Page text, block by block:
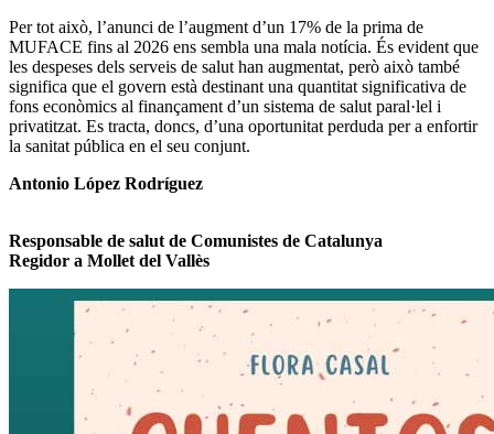
Per tot això, l’anunci de l’augment d’un 17% de la prima de
MUFACE fins al 2026 ens sembla una mala notícia. És evident que
les despeses dels serveis de salut han augmentat, però això també
significa que el govern està destinant una quantitat significativa de
fons econòmics al finançament d’un sistema de salut paral·lel i
privatitzat. Es tracta, doncs, d’una oportunitat perduda per a enfortir
la sanitat pública en el seu conjunt.
Antonio López Rodríguez
Responsable de salut de Comunistes de Catalunya
Regidor a Mollet del Vallès